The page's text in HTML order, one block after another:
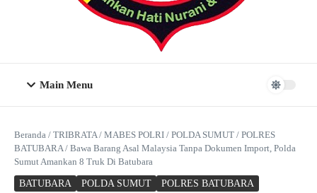
Main Menu
Beranda / TRIBRATA/ MABES POLRI / POLDA SUMUT / POLRES
BATUBARA/ Bawa Barang Asal Malaysia Tanpa Dokumen Import, Polda
Sumut Amankan 8 Truk Di Batubara
BATUBARA POLDA SUMUT POLRES BATUBARA